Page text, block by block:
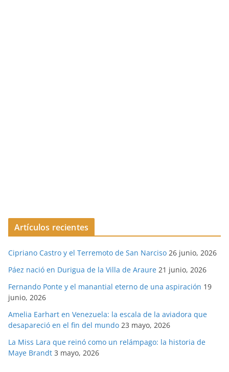
Artículos recientes
Cipriano Castro y el Terremoto de San Narciso 26 junio, 2026
Páez nació en Durigua de la Villa de Araure 21 junio, 2026
Fernando Ponte y el manantial eterno de una aspiración 19
junio, 2026
Amelia Earhart en Venezuela: la escala de la aviadora que
desapareció en el fin del mundo 23 mayo, 2026
La Miss Lara que reinó como un relámpago: la historia de
Maye Brandt 3 mayo, 2026